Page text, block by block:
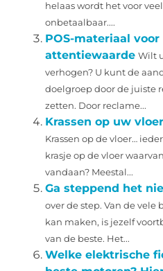
helaas wordt het voor
onbetaalbaar....
POS-materiaal
attentiewaarde Wilt
verhogen? U kunt de
doelgroep door de juiste
zetten. Door reclame...
Krassen op uw
Krassen op de vloer…
krasje op de vloer
vandaan? Meestal...
Ga steppend het
over de step. Van de
kan maken, is jezelf
van de beste. Het...
Welke elektrische